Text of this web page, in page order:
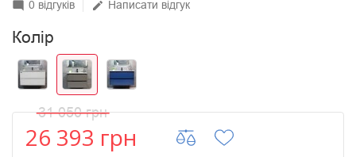
mode_comment 0 відгуків edit Написати відгук
Колір
31 050 грн
26 393 грн